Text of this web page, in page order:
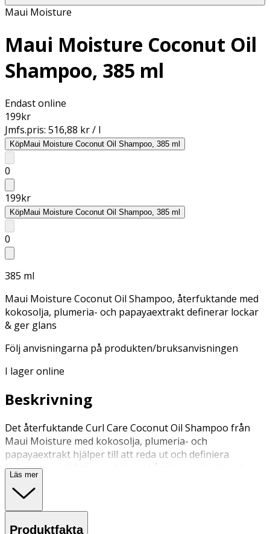
Maui Moisture
Maui Moisture Coconut Oil
Shampoo, 385 ml
Endast online
199kr
Jmfs.pris: 516,88 kr / l
KöpMaui Moisture Coconut Oil Shampoo, 385 ml
0
199kr
KöpMaui Moisture Coconut Oil Shampoo, 385 ml
0
385 ml
Maui Moisture Coconut Oil Shampoo, återfuktande med
kokosolja, plumeria- och papayaextrakt definerar lockar
& ger glans
Följ anvisningarna på produkten/bruksanvisningen
I lager online
Beskrivning
Det återfuktande Curl Care Coconut Oil Shampoo från
Maui Moisture med kokosolja, plumeria- och
papayaextrakt hjälper till att reda ut och definiera
lockarna samtidigt som det ger håret en spänstig och
glänsande look. Det himmelskt doftande, vårdade
schampot för lockigt hår hjälper till att öka hårets
naturliga flexibilitet genom att förse det med fukt, för en
Läs mer
Produktfakta